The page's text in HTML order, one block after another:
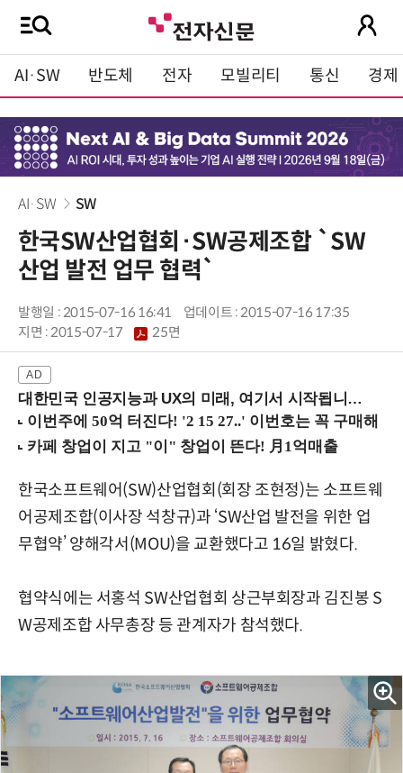
AI·SW 반도체 전자 모빌리티 통신 경제
AI·SW SW
한국SW산업협회·SW공제조합 `SW
산업 발전 업무 협력`
발행일 : 2015-07-16 16:41
업데이트 : 2015-07-16 17:35
지면 :2015-07-17 25면
대한민국 인공지능과 UX의 미래, 여기서 시작됩니다! (9/2 강남역)
한국소프트웨어(SW)산업협회(회장 조현정)는 소프트웨
어공제조합(이사장 석창규)과 ‘SW산업 발전을 위한 업
무협약’ 양해각서(MOU)을 교환했다고 16일 밝혔다.
협약식에는 서홍석 SW산업협회 상근부회장과 김진봉 S
W공제조합 사무총장 등 관계자가 참석했다.